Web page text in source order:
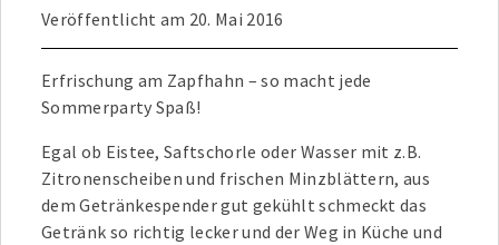
Veröffentlicht am 20. Mai 2016
Erfrischung am Zapfhahn – so macht jede
Sommerparty Spaß!
Egal ob Eistee, Saftschorle oder Wasser mit z.B.
Zitronenscheiben und frischen Minzblättern, aus
dem Getränkespender gut gekühlt schmeckt das
Getränk so richtig lecker und der Weg in Küche und